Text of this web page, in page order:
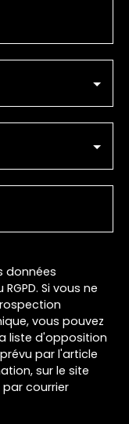
données
Si vous ne
vous pouvez
liste d'opposition
par l'article
sur le site
courrier